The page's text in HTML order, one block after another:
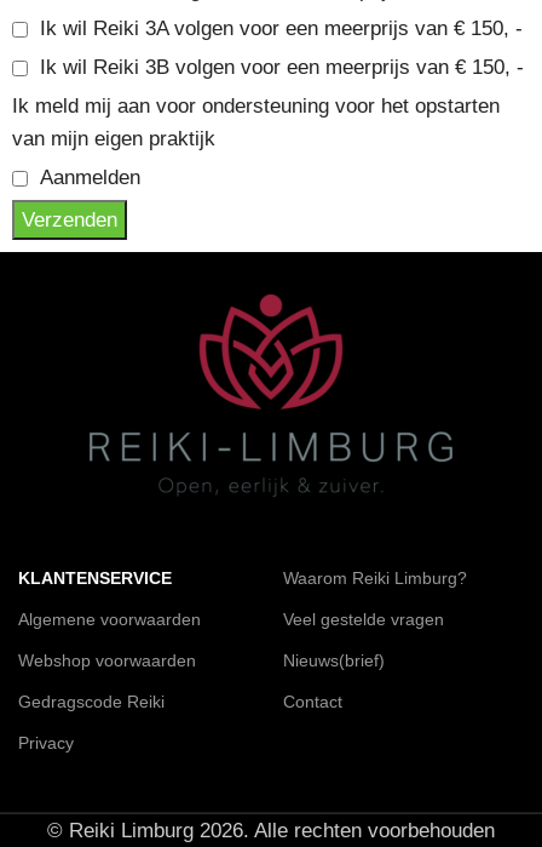
Ik wil Reiki 3A volgen voor een meerprijs van € 150, -
Ik wil Reiki 3B volgen voor een meerprijs van € 150, -
Ik meld mij aan voor ondersteuning voor het opstarten
van mijn eigen praktijk
Aanmelden
Verzenden
KLANTENSERVICE
Algemene voorwaarden
Webshop voorwaarden
Gedragscode Reiki
Privacy
Waarom Reiki Limburg?
Veel gestelde vragen
Nieuws(brief)
Contact
© Reiki Limburg 2026. Alle rechten voorbehouden